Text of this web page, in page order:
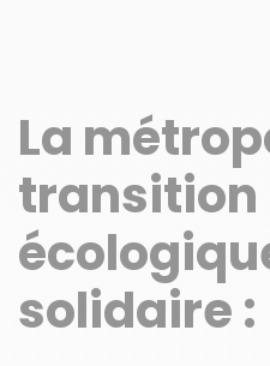
La
transition
solidaire :